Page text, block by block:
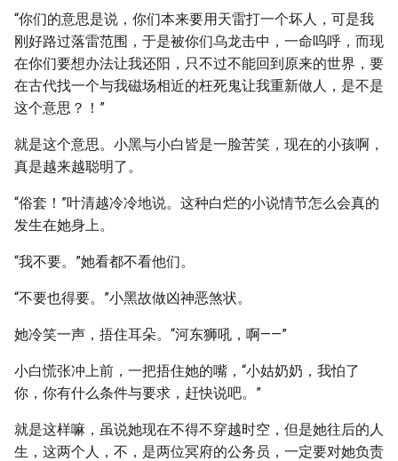
“你们的意思是说，你们本来要用天雷打一个坏人，可是我
刚好路过落雷范围，于是被你们乌龙击中，一命呜呼，而现
在你们要想办法让我还阳，只不过不能回到原来的世界，要
在古代找一个与我磁场相近的枉死鬼让我重新做人，是不是
这个意思？！”
就是这个意思。小黑与小白皆是一脸苦笑，现在的小孩啊，
真是越来越聪明了。
“俗套！”叶清越冷冷地说。这种白烂的小说情节怎么会真的
发生在她身上。
“我不要。”她看都不看他们。
“不要也得要。”小黑故做凶神恶煞状。
她冷笑一声，捂住耳朵。“河东狮吼，啊——”
小白慌张冲上前，一把捂住她的嘴，“小姑奶奶，我怕了
你，你有什么条件与要求，赶快说吧。”
就是这样嘛，虽说她现在不得不穿越时空，但是她往后的人
生，这两个人，不，是两位冥府的公务员，一定要对她负责